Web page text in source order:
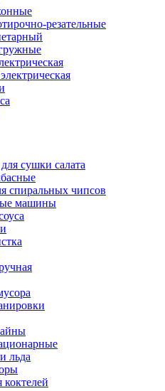
резательные
сушки салата
спиральных чипсов
машины
льда